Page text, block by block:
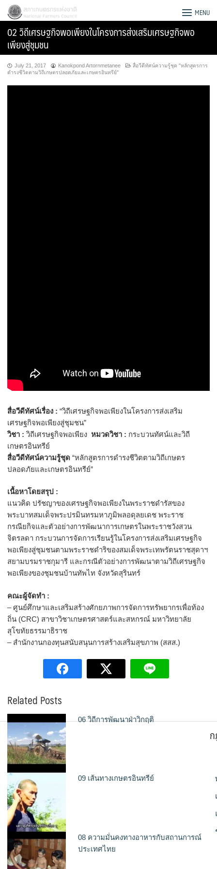
Skip
content
สภาเกษตรกรแห่งชาติ MENU
02 วิถีเศรษฐกิจพอเพียงในโครงการส่งเสริมเศรษฐกิจพอ
เพียงสู่ชุมชน
July 21, 2017 Kanokpond Artornmetanee
สื่อวีดีทัศน์ความรู้ชุด "หลักสูตรการ
ดำรงชีวิตตามวิถีเกษตรปลอดภัยและเกษตรอินทรีย์"
สื่อวีดีทัศน์เรื่อง : “วิถีเศรษฐกิจพอเพียงในโครงการส่งเสริม
เศรษฐกิจพอเพียงสู่ชุมชน”
วิชา : วิถีเศรษฐกิจพอเพียง หมวดวิชา : กระบวนทัศน์และวิถี
เกษตรอินทรีย์
สื่อวีดีทัศน์ความรู้ชุด “หลักสูตรการดำรงชีวิตตามวิถีเกษตร
ปลอดภัยและเกษตรอินทรีย์”
เนื้อหาโดยสรุป :
แนวคิด ปรัชญาของเศรษฐกิจพอเพียงในพระราชดำรัสของ
พระบาทสมเด็จพระปรมินทรมหาภูมิพลอดุลยเดช พระราช
กรณียกิจและตัวอย่างการพัฒนาการเกษตรในพระราชวังสวน
จิตรลดา กระบวนการจัดการเรียนรู้ในโครงการส่งเสริมเศรษฐกิจ
พอเพียงสู่ชุมชนตามพระราชดำริของสมเด็จพระเทพรัตนราชสุดาฯ
สยามบรมราชกุมารี และกรณีตัวอย่างการพัฒนาตามวิถีเศรษฐกิจ
พอเพียงของชุมชนบ้านทัพไท จังหวัดสุรินทร์
คณะผู้จัดทำ :
– ศูนย์ศึกษาและเสริมสร้างศักยภาพการจัดการทรัพยากรเพื่อท้อง
ถิ่น (CRC) สาขาวิชาเกษตรศาสตร์และสหกรณ์ มหาวิทยาลัย
สุโขทัยธรรมาธิราช
– สำนักงานกองทุนสนับสนุนการสร้างเสริมสุขภาพ (สสส.)
Related Posts
06 วิถีการพัฒนาฝ่าวิกฤติ
09 เส้นทางเกษตรอินทรีย์
08 ความมั่นคงทางอาหารกับสถานการณ์
ประเทศไทย